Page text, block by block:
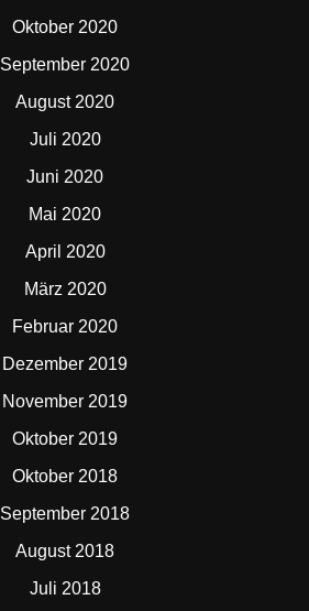
Oktober 2020
September 2020
August 2020
Juli 2020
Juni 2020
Mai 2020
April 2020
März 2020
Februar 2020
Dezember 2019
November 2019
Oktober 2019
Oktober 2018
September 2018
August 2018
Juli 2018